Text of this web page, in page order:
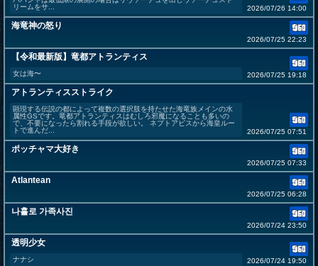
リームをサ...
2026/07/26 14:00
海竜神の怒り
2026/07/25 22:23
【令和最新版】竜都アトランティス
女は海〜 2026/07/25 19:18
アトランティスストライク
顕現する伝説の都によって複数の選択肢を持たせた海竜族メインの水
属性GSです。竜都アトランティスはむしろ邪魔になることも多いの
で、不要になったら割れる手段が欲しい。 ネプトアビスから海皇ルー
トで進んだ...
2026/07/25 07:51
ポッチャマ大好き
2026/07/25 07:33
Atlantean
2026/07/25 06:28
나홀로 가족사진
2026/07/24 23:50
透明少女
ナナシ 2026/07/24 19:50